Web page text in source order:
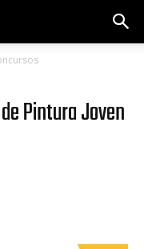
Pintura Joven